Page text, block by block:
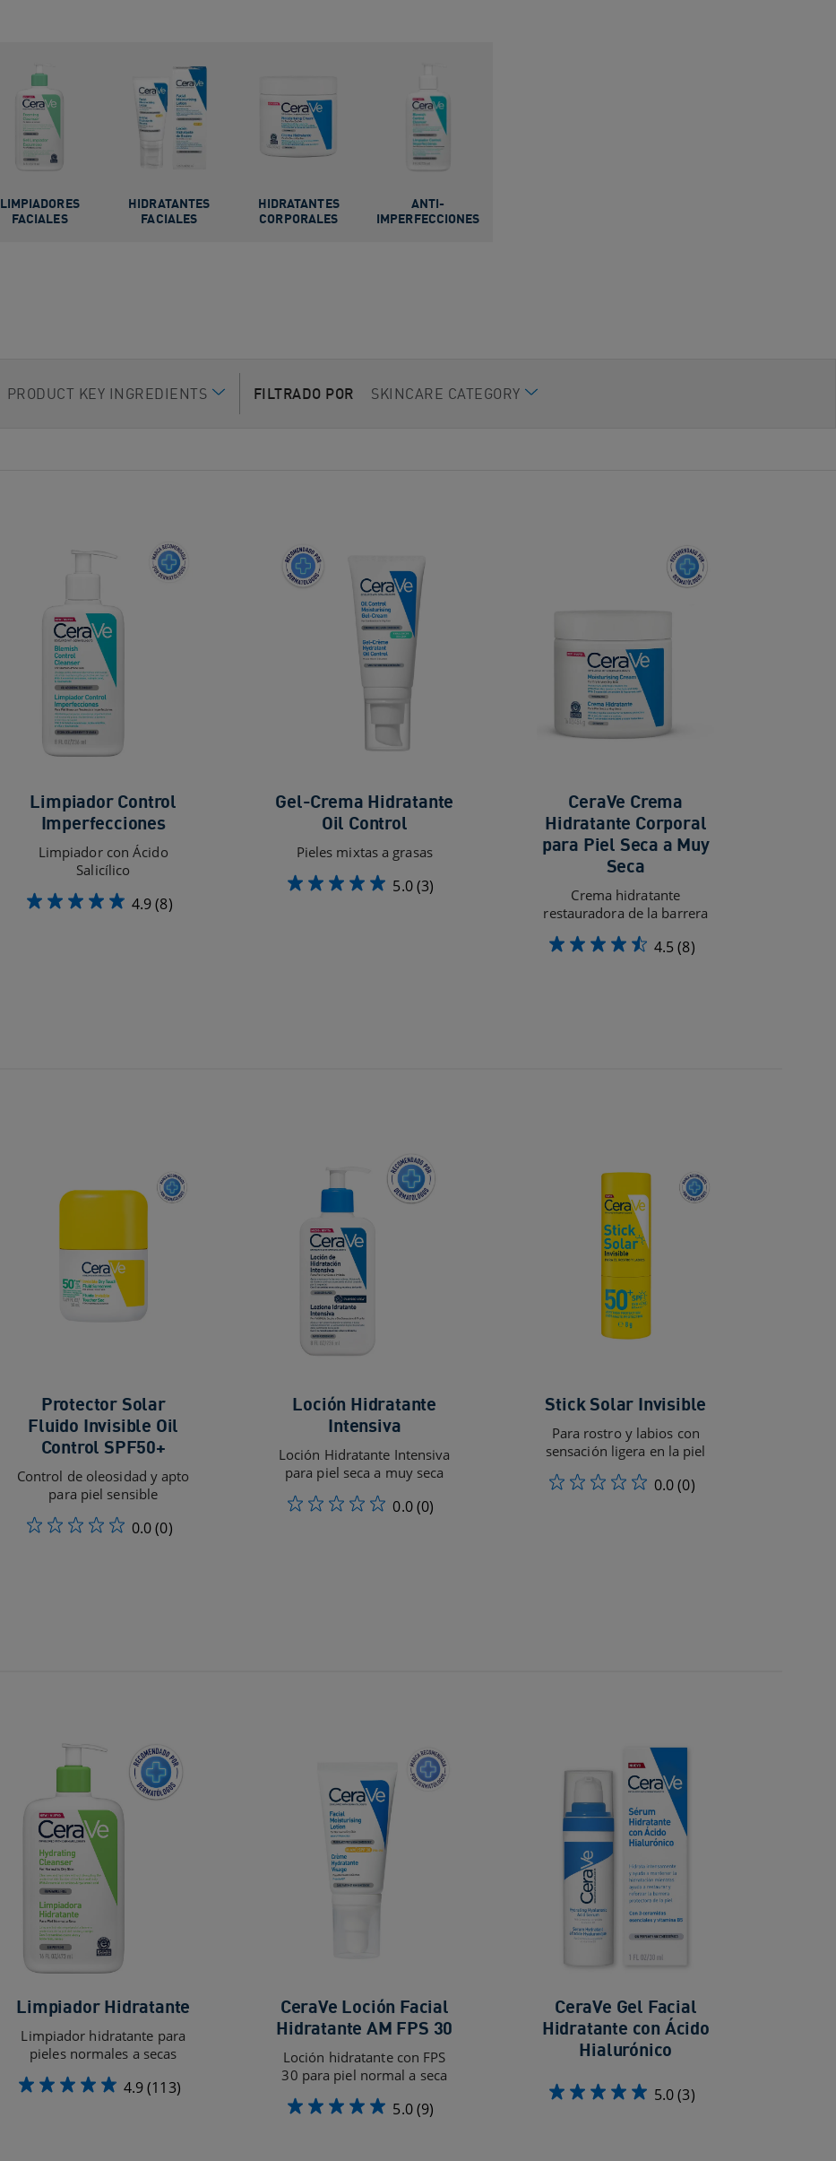
LIMPIADORES
FACIALES
HIDRATANTES
FACIALES
HIDRATANTES
CORPORALES
ANTI-
IMPERFECCIONES
PRODUCT KEY INGREDIENTS FILTRADO POR SKINCARE CATEGORY
Limpiador Control
Imperfecciones
Limpiador con Ácido
Salicílico
4.9(8)
Gel-Crema Hidratante
Oil Control
Pieles mixtas a grasas
5.0(3)
CeraVe Crema
Hidratante Corporal
para Piel Seca a Muy
Seca
Crema hidratante
restauradora de la barrera
4.5(8)
Protector Solar
Fluido Invisible Oil
Control SPF50+
Control de oleosidad y apto
para piel sensible
0.0(0)
Loción Hidratante
Intensiva
Loción Hidratante Intensiva
para piel seca a muy seca
0.0(0)
Stick Solar Invisible
Para rostro y labios con
sensación ligera en la piel
0.0(0)
Limpiador Hidratante
Limpiador hidratante para
pieles normales a secas
4.9(113)
CeraVe Loción Facial
Hidratante AM FPS 30
Loción hidratante con FPS
30 para piel normal a seca
5.0(9)
CeraVe Gel Facial
Hidratante con Ácido
Hialurónico
5.0(3)